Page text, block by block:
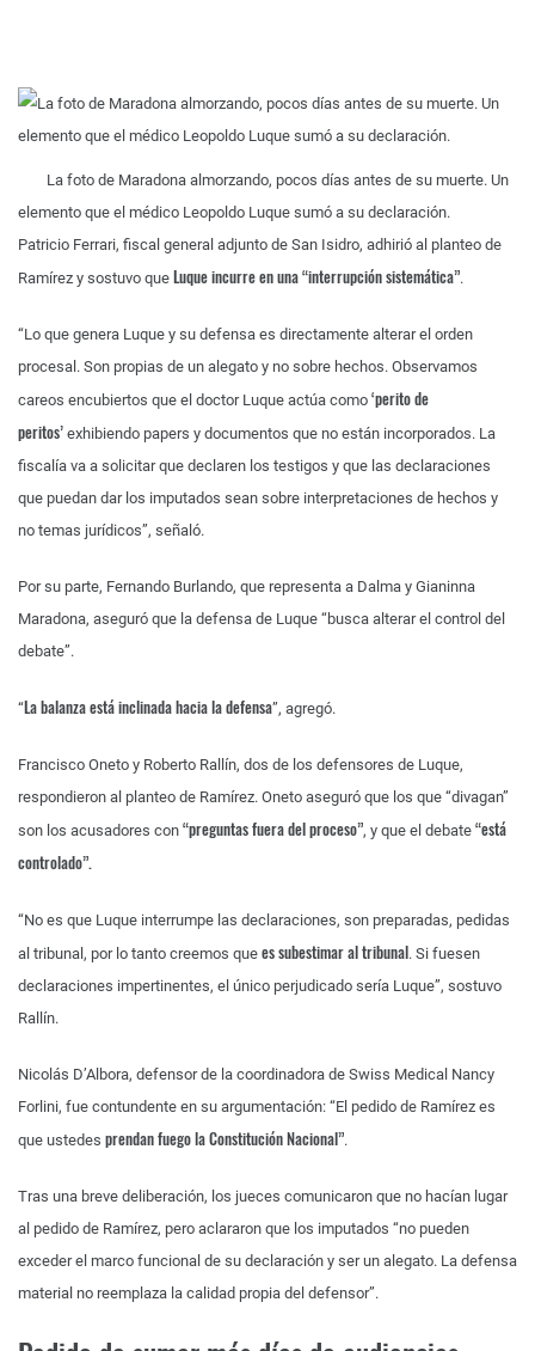
La foto de Maradona almorzando, pocos días antes de su muerte. Un
elemento que el médico Leopoldo Luque sumó a su declaración.
Patricio Ferrari, fiscal general adjunto de San Isidro, adhirió al planteo de
Ramírez y sostuvo que Luque incurre en una “interrupción sistemática”.
“Lo que genera Luque y su defensa es directamente alterar el orden
procesal. Son propias de un alegato y no sobre hechos. Observamos
careos encubiertos que el doctor Luque actúa como ‘perito de
peritos’ exhibiendo papers y documentos que no están incorporados. La
fiscalía va a solicitar que declaren los testigos y que las declaraciones
que puedan dar los imputados sean sobre interpretaciones de hechos y
no temas jurídicos”, señaló.
Por su parte, Fernando Burlando, que representa a Dalma y Gianinna
Maradona, aseguró que la defensa de Luque “busca alterar el control del
debate”.
“La balanza está inclinada hacia la defensa”, agregó.
Francisco Oneto y Roberto Rallín, dos de los defensores de Luque,
respondieron al planteo de Ramírez. Oneto aseguró que los que “divagan”
son los acusadores con “preguntas fuera del proceso”, y que el debate “está
controlado”.
“No es que Luque interrumpe las declaraciones, son preparadas, pedidas
al tribunal, por lo tanto creemos que es subestimar al tribunal. Si fuesen
declaraciones impertinentes, el único perjudicado sería Luque”, sostuvo
Rallín.
Nicolás D’Albora, defensor de la coordinadora de Swiss Medical Nancy
Forlini, fue contundente en su argumentación: “El pedido de Ramírez es
que ustedes prendan fuego la Constitución Nacional”.
Tras una breve deliberación, los jueces comunicaron que no hacían lugar
al pedido de Ramírez, pero aclararon que los imputados “no pueden
exceder el marco funcional de su declaración y ser un alegato. La defensa
material no reemplaza la calidad propia del defensor”.